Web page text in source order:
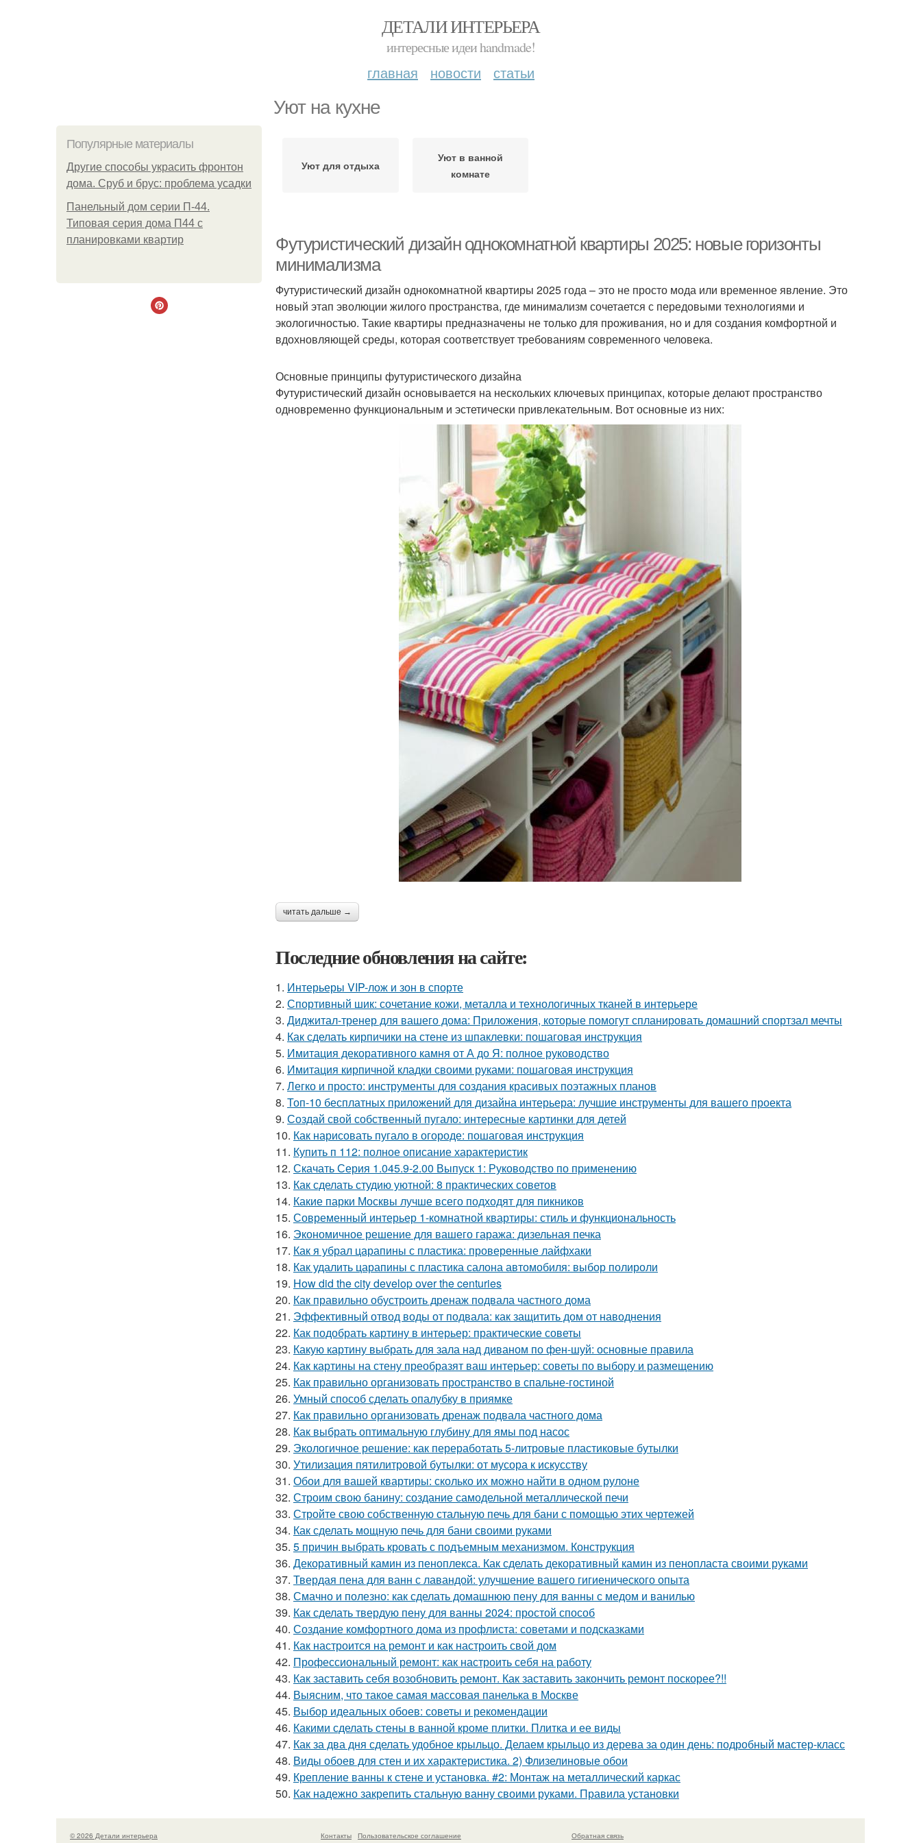
ДЕТАЛИ ИНТЕРЬЕРА
интересные идеи handmade!
главная новости статьи
Уют на кухне
Популярные материалы
Другие способы украсить фронтон
дома. Сруб и брус: проблема усадки
Панельный дом серии П-44.
Типовая серия дома П44 с
планировками квартир
Уют для отдыха
Уют в ванной
комнате
Футуристический дизайн однокомнатной квартиры 2025: новые горизонты
минимализма
Футуристический дизайн однокомнатной квартиры 2025 года – это не просто мода или временное явление. Это
новый этап эволюции жилого пространства, где минимализм сочетается с передовыми технологиями и
экологичностью. Такие квартиры предназначены не только для проживания, но и для создания комфортной и
вдохновляющей среды, которая соответствует требованиям современного человека.
Основные принципы футуристического дизайна
Футуристический дизайн основывается на нескольких ключевых принципах, которые делают пространство
одновременно функциональным и эстетически привлекательным. Вот основные из них:
читать дальше →
Последние обновления на сайте:
1. Интерьеры VIP-лож и зон в спорте
2. Спортивный шик: сочетание кожи, металла и технологичных тканей в интерьере
3. Диджитал-тренер для вашего дома: Приложения, которые помогут спланировать домашний спортзал мечты
4. Как сделать кирпичики на стене из шпаклевки: пошаговая инструкция
5. Имитация декоративного камня от А до Я: полное руководство
6. Имитация кирпичной кладки своими руками: пошаговая инструкция
7. Легко и просто: инструменты для создания красивых поэтажных планов
8. Топ-10 бесплатных приложений для дизайна интерьера: лучшие инструменты для вашего проекта
9. Создай свой собственный пугало: интересные картинки для детей
10. Как нарисовать пугало в огороде: пошаговая инструкция
11. Купить п 112: полное описание характеристик
12. Скачать Серия 1.045.9-2.00 Выпуск 1: Руководство по применению
13. Как сделать студию уютной: 8 практических советов
14. Какие парки Москвы лучше всего подходят для пикников
15. Современный интерьер 1-комнатной квартиры: стиль и функциональность
16. Экономичное решение для вашего гаража: дизельная печка
17. Как я убрал царапины с пластика: проверенные лайфхаки
18. Как удалить царапины с пластика салона автомобиля: выбор полироли
19. How did the city develop over the centuries
20. Как правильно обустроить дренаж подвала частного дома
21. Эффективный отвод воды от подвала: как защитить дом от наводнения
22. Как подобрать картину в интерьер: практические советы
23. Какую картину выбрать для зала над диваном по фен-шуй: основные правила
24. Как картины на стену преобразят ваш интерьер: советы по выбору и размещению
25. Как правильно организовать пространство в спальне-гостиной
26. Умный способ сделать опалубку в приямке
27. Как правильно организовать дренаж подвала частного дома
28. Как выбрать оптимальную глубину для ямы под насос
29. Экологичное решение: как переработать 5-литровые пластиковые бутылки
30. Утилизация пятилитровой бутылки: от мусора к искусству
31. Обои для вашей квартиры: сколько их можно найти в одном рулоне
32. Строим свою банину: создание самодельной металлической печи
33. Стройте свою собственную стальную печь для бани с помощью этих чертежей
34. Как сделать мощную печь для бани своими руками
35. 5 причин выбрать кровать с подъемным механизмом. Конструкция
36. Декоративный камин из пеноплекса. Как сделать декоративный камин из пенопласта своими руками
37. Твердая пена для ванн с лавандой: улучшение вашего гигиенического опыта
38. Смачно и полезно: как сделать домашнюю пену для ванны с медом и ванилью
39. Как сделать твердую пену для ванны 2024: простой способ
40. Создание комфортного дома из профлиста: советами и подсказками
41. Как настроится на ремонт и как настроить свой дом
42. Профессиональный ремонт: как настроить себя на работу
43. Как заставить себя возобновить ремонт. Как заставить закончить ремонт поскорее?!!
44. Выясним, что такое самая массовая панелька в Москве
45. Выбор идеальных обоев: советы и рекомендации
46. Какими сделать стены в ванной кроме плитки. Плитка и ее виды
47. Как за два дня сделать удобное крыльцо. Делаем крыльцо из дерева за один день: подробный мастер-класс
48. Виды обоев для стен и их характеристика. 2) Флизелиновые обои
49. Крепление ванны к стене и установка. #2: Монтаж на металлический каркас
50. Как надежно закрепить стальную ванну своими руками. Правила установки
© 2026 Детали интерьера Контакты Пользовательское соглашение Обратная связь